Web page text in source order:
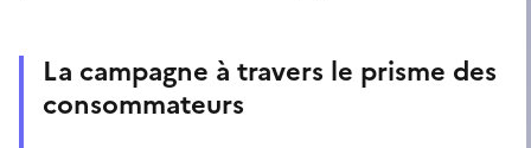
La campagne à travers le prisme des
consommateurs